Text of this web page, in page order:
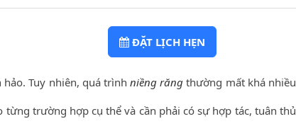
ĐẶT LỊCH HẸN
hảo. Tuy nhiên, quá trìnhniềng răng thường mất khá nhiều
trường hợp cụ thể và cần phải có sự hợp tác, tuân thủ